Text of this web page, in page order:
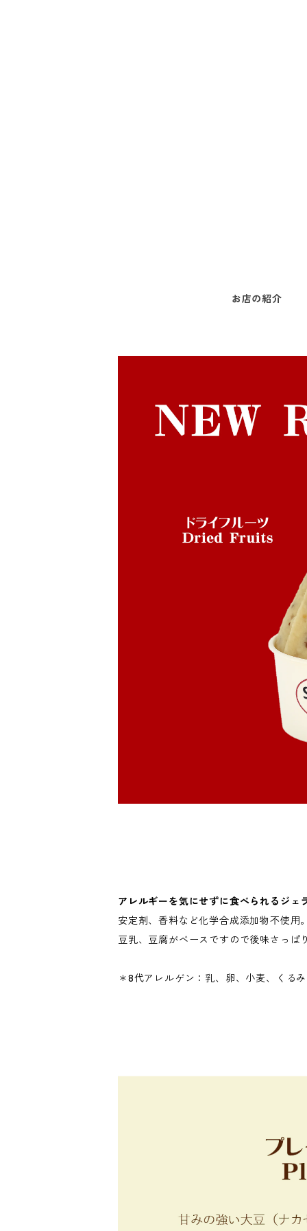
お店の紹介
アレルギーを気にせずに食べられるジェ
安定剤、香料など化学合成添加物不使
豆乳、豆腐がベースですので後味さっ
＊8代アレルゲン：乳、卵、小麦、くる